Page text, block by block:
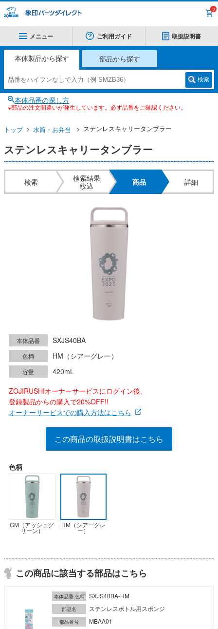
0
メニュー ご利用ガイド 取扱説明書
本体製品から探す 部品から探す
検索
本体品番の探し方
※部品の注文間違いが発生しています。必ず品番をご確認ください。
トップ 水筒・お弁当 ステンレスキャリータンブラー
ステンレスキャリータンブラー
検索
検索結果
絞込
商品 詳細
本体品番 SXJS40BA
色柄 HM（シアーグレー）
容量
420mL
ZOJIRUSHIオーナーサービスにログイン後、
登録製品からの購入で20%OFF!!
オーナーサービスでの購入方法はこちら
この商品の取扱説明書はこちら
色柄
GM（アッシュグ
リーン）
HM（シアーグレ
ー）
この商品に該当する部品はこちら
本体品番-色柄 SXJS40BA-HM
部品名 ステンレスボトル用スポンジ
部品番号 MBAA01